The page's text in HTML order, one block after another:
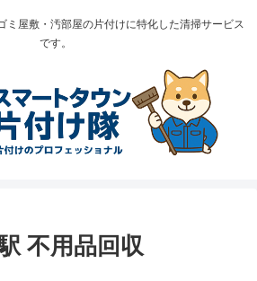
ミ屋敷・汚部屋の片付けに特化した清掃サービス
です。
不用品回収